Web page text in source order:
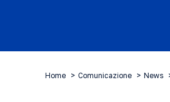
Home Comunicazione News